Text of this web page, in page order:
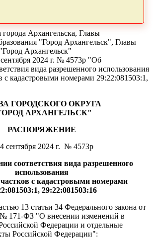
Архангельска, Главы
"Город Архангельск", Главы
Архангельск"
2024 г. № 4573р "Об
вида разрешенного использования
с кадастровыми номерами 29:22:081503:1,
ГОРОДСКОГО ОКРУГА
АРХАНГЕЛЬСК"
РАСПОРЯЖЕНИЕ
сентября 2024 г. № 4573р
соответствия вида разрешенного
использования
с кадастровыми номерами
29:22:081503:16
13 статьи 34 Федерального закона от
171-ФЗ "О внесении изменений в
Федерации и отдельные
Российской Федерации":